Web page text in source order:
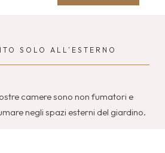
SOLO ALL’ESTERNO
camere sono non fumatori e
negli spazi esterni del giardino.